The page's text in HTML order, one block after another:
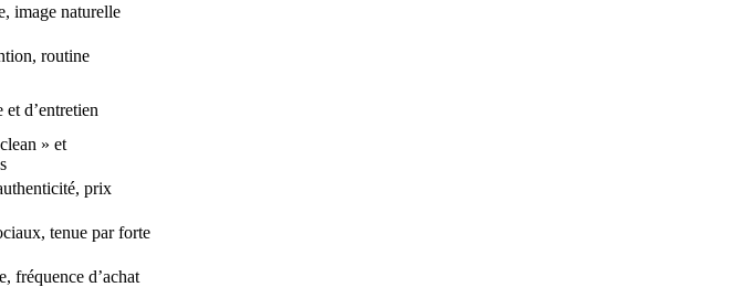
image naturelle
routine
d’entretien
» et
prix
tenue par forte
fréquence d’achat